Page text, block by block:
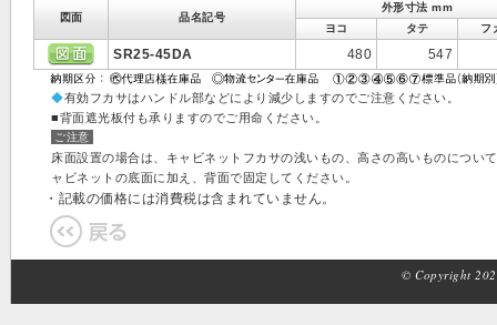
図面 品名記号
外形寸法 mm
ヨコ
タテ フ
SR25-45DA 480 547
◆有効フカサはハンドル部などにより減少しますのでご注意ください。
■背面遮光板付も承りますのでご用命ください。
ご注意
床面設置の場合は、キャビネットフカサの浅いもの、高さの高いものにつ
ャビネットの底面に加え、背面で固定してください。
・記載の価格には消費税は含まれていません。
© Copyright